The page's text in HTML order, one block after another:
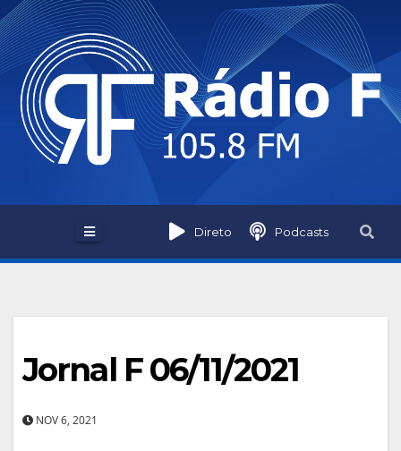
Skip
to
content
Direto Podcasts
Jornal F 06/11/2021
NOV 6, 2021